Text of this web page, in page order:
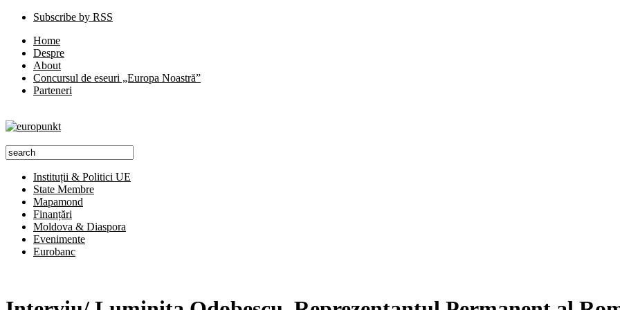
Subscribe by RSS
Home
Despre
About
Concursul de eseuri „Europa Noastră”
Parteneri
Instituții & Politici UE
State Membre
Mapamond
Finanțări
Moldova & Diaspora
Evenimente
Eurobanc